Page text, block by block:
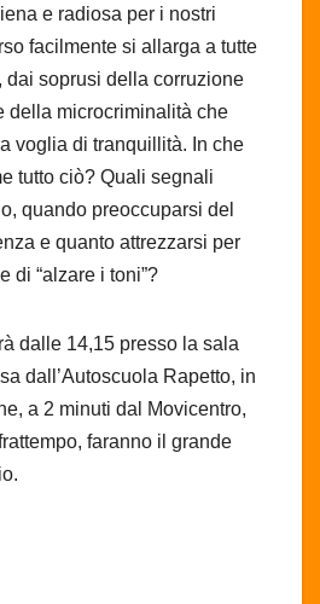
e radiosa per i nostri
facilmente si allarga a tutte
dai soprusi della corruzione
della microcriminalità che
voglia di tranquillità. In che
tutto ciò? Quali segnali
quando preoccuparsi del
e quanto attrezzarsi per
di “alzare i toni”?
dalle 14,15 presso la sala
dall’Autoscuola Rapetto, in
a 2 minuti dal Movicentro,
faranno il grande